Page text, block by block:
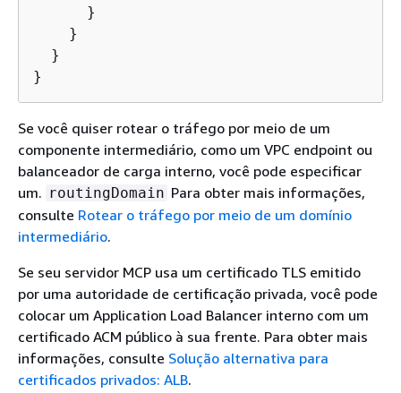
      }
    }
  }
}
Se você quiser rotear o tráfego por meio de um
componente intermediário, como um VPC endpoint ou
balanceador de carga interno, você pode especificar
um. routingDomain Para obter mais informações,
consulte Rotear o tráfego por meio de um domínio
intermediário.
Se seu servidor MCP usa um certificado TLS emitido
por uma autoridade de certificação privada, você pode
colocar um Application Load Balancer interno com um
certificado ACM público à sua frente. Para obter mais
informações, consulte Solução alternativa para
certificados privados: ALB.